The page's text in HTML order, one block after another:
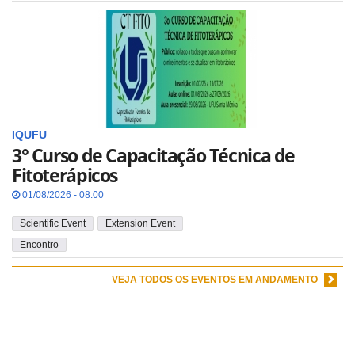
IQUFU
3° Curso de Capacitação Técnica de
Fitoterápicos
01/08/2026 - 08:00
Scientific Event
Extension Event
Encontro
VEJA TODOS OS EVENTOS EM ANDAMENTO